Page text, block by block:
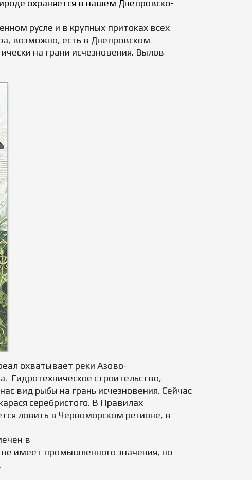
охраняется в нашем Днепровско-
русле и в крупных притоках всех
возможно, есть в Днепровском
на грани исчезновения. Вылов
охватывает реки Азово-
Гидротехническое строительство,
вид рыбы на грань исчезновения. Сейчас
серебристого. В Правилах
ловить в Черноморском регионе, в
в
имеет промышленного значения, но